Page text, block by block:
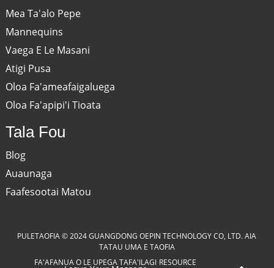
Mea Ta'alo Pepe
Mannequins
Vaega E Le Masani
Atigi Pusa
Oloa Fa'ameafaigaluega
Oloa Fa'apipi'i Tioata
Tala Fou
Blog
Auaunaga
Faafesootai Matou
PULETAOFIA © 2024 GUANGDONG OEPIN TECHNOLOGY CO, LTD. AIA
TATAU UMA E TAOFIA
FA'AFANUA O LE UPEGA TAFA'ILAGI RESOURCE